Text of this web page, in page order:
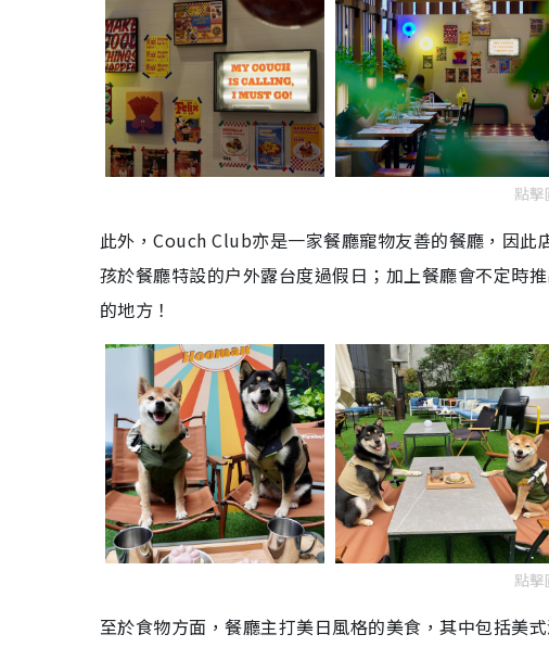
點
此外，Couch Club亦是一家餐廳寵物友善的餐廳，因
孩於餐廳特設的户外露台度過假日；加上餐廳會不定時
的地方！
點
至於食物方面，餐廳主打美日風格的美食，其中包括美